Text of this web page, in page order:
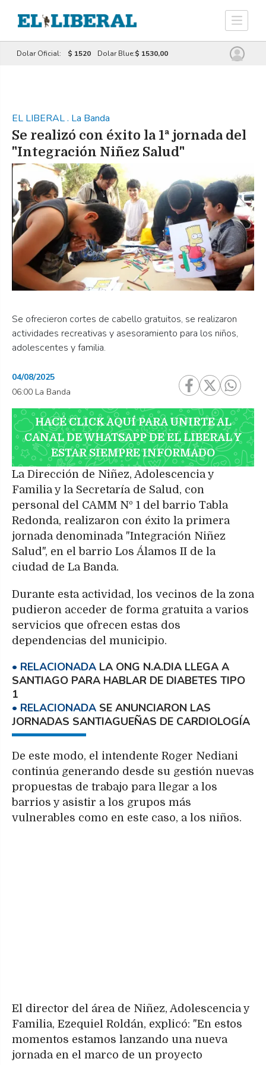
Dolar Oficial: $ 1520 Dolar Blue:$ 1530,00
EL LIBERAL. La Banda
Se realizó con éxito la 1ª jornada del
"Integración Niñez Salud"
Se ofrecieron cortes de cabello gratuitos, se realizaron
actividades recreativas y asesoramiento para los niños,
adolescentes y familia.
04/08/2025
06:00 La Banda
HACÉ CLICK AQUÍ PARA UNIRTE AL
CANAL DE WHATSAPP DE EL LIBERAL Y
ESTAR SIEMPRE INFORMADO
La Dirección de Niñez, Adolescencia y
Familia y la Secretaría de Salud, con
personal del CAMM Nº 1 del barrio Tabla
Redonda, realizaron con éxito la primera
jornada denominada "Integración Niñez
Salud", en el barrio Los Álamos II de la
ciudad de La Banda.
Durante esta actividad, los vecinos de la zona
pudieron acceder de forma gratuita a varios
servicios que ofrecen estas dos
dependencias del municipio.
LA ONG N.A.DIA LLEGA A
SANTIAGO PARA HABLAR DE DIABETES TIPO
1
SE ANUNCIARON LAS
JORNADAS SANTIAGUEÑAS DE CARDIOLOGÍA
De este modo, el intendente Roger Nediani
continúa generando desde su gestión nuevas
propuestas de trabajo para llegar a los
barrios y asistir a los grupos más
vulnerables como en este caso, a los niños.
El director del área de Niñez, Adolescencia y
Familia, Ezequiel Roldán, explicó: "En estos
momentos estamos lanzando una nueva
jornada en el marco de un proyecto